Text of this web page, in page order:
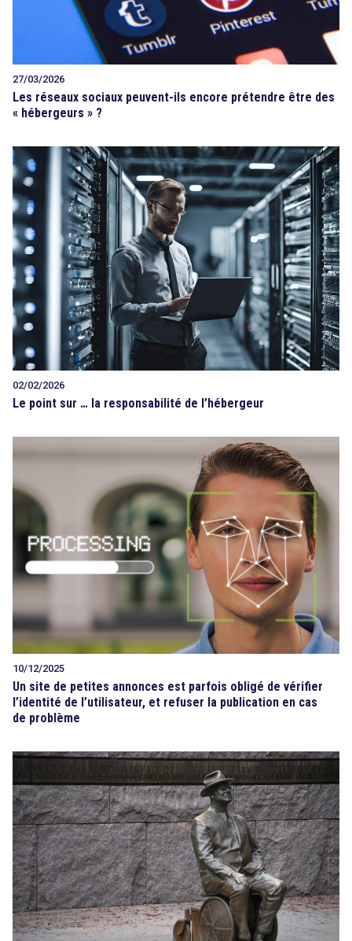
27/03/2026
Les réseaux sociaux peuvent-ils encore prétendre être des
« hébergeurs » ?
02/02/2026
Le point sur … la responsabilité de l’hébergeur
10/12/2025
Un site de petites annonces est parfois obligé de vérifier
l’identité de l’utilisateur, et refuser la publication en cas
de problème